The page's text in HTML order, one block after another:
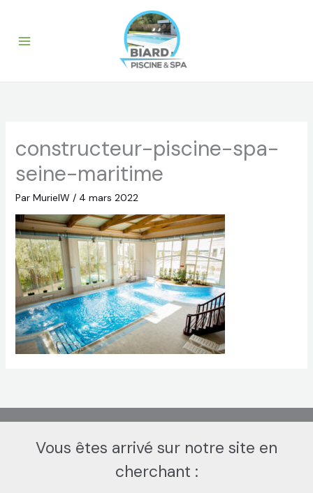
contenu
constructeur-piscine-spa-
seine-maritime
Par MurielW / 4 mars 2022
Vous êtes arrivé sur notre site en
cherchant :